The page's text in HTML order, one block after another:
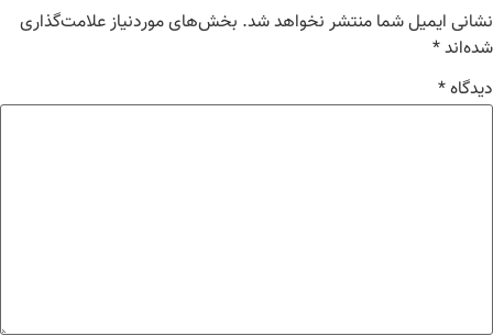
ایمیل شما منتشر نخواهد شد.بخش‌های موردنیاز علامت‌گذاری
*
*